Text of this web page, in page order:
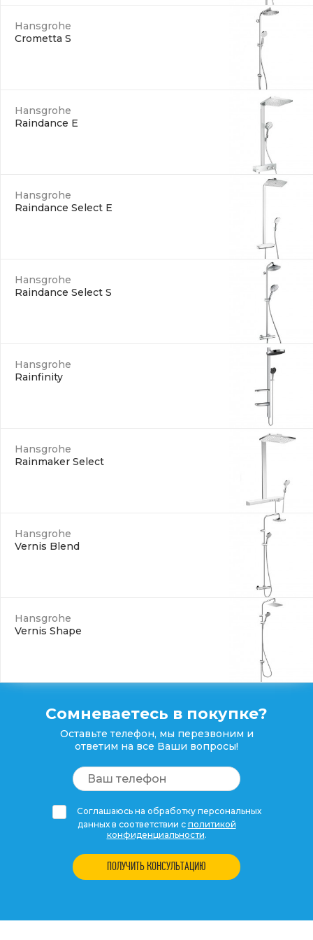
Hansgrohe
Crometta S
Hansgrohe
Raindance E
Hansgrohe
Raindance Select E
Hansgrohe
Raindance Select S
Hansgrohe
Rainfinity
Hansgrohe
Rainmaker Select
Hansgrohe
Vernis Blend
Hansgrohe
Vernis Shape
Сомневаетесь в покупке?
Оставьте телефон, мы перезвоним и
ответим на все Ваши вопросы!
Соглашаюсь на обработку персональных
данных в соответствии с политикой
конфиденциальности.
ПОЛУЧИТЬ КОНСУЛЬТАЦИЮ